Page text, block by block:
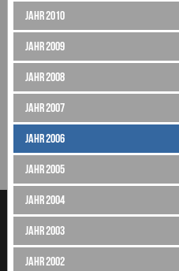
Jahr 2010
Jahr 2009
Jahr 2008
Jahr 2007
Jahr 2006
Jahr 2005
Jahr 2004
Jahr 2003
Jahr 2002